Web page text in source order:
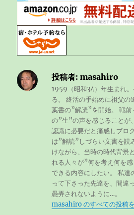
投稿者: masahiro
1959（昭和34）年生まれ
る。 終活の手始めに祖父の
葉書の”解読”を開始。 戦
の”生”の声を感じることが
認識に必要だと痛感しブロ
は”解読”しづらい文書を読
けながら、当時の時代背景
れる人々が”何を考え何を
できる内容にしたい。 私達
って下さった先達を、間違
愚弄されないように…。
masahiro のすべての投稿